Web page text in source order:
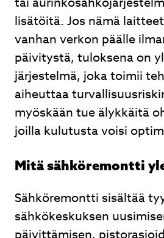
lisätöitä. Jos nämä
vanhan verkon päälle
päivitystä, tuloksena on
järjestelmä, joka toimii
aiheuttaa
myöskään tue älykkäitä
joilla kulutusta voisi
Mitä sähköremontti
Sähköremontti sisältää
sähkökeskuksen